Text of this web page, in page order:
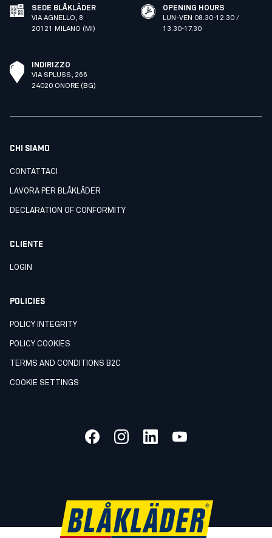
SEDE BLÅKLÄDER
VIA AGNELLO, 8
20121 MILANO (MI)
OPENING HOURS
LUN-VEN 08.30-12.30 /
13.30-17.30
INDIRIZZO
VIA SPLUSS, 266
24020 ONORE (BG)
CHI SIAMO
CONTATTACI
LAVORA PER BLÅKLÄDER
DECLARATION OF CONFORMITY
CLIENTE
LOGIN
POLICIES
POLICY INTEGRITY
POLICY COOKIES
TERMS AND CONDITIONS B2C
COOKIE SETTINGS